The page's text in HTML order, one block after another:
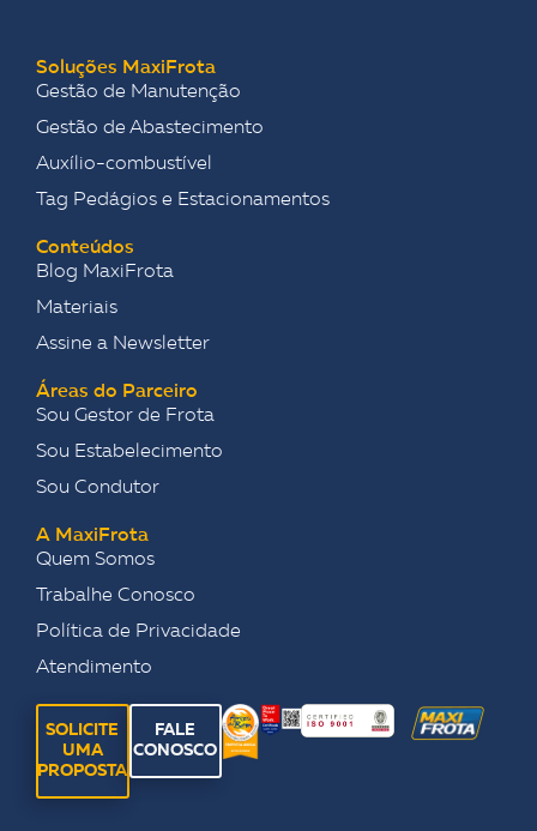
Soluções MaxiFrota
Gestão de Manutenção
Gestão de Abastecimento
Auxílio-combustível
Tag Pedágios e Estacionamentos
Conteúdos
Blog MaxiFrota
Materiais
Assine a Newsletter
Áreas do Parceiro
Sou Gestor de Frota
Sou Estabelecimento
Sou Condutor
A MaxiFrota
Quem Somos
Trabalhe Conosco
Política de Privacidade
Atendimento
SOLICITE
UMA
PROPOSTA
FALE
CONOSCO